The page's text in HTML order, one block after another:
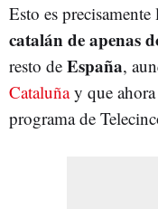
Esto es
catalán de apenas
resto de España,
Cataluñay que ahora
programa de